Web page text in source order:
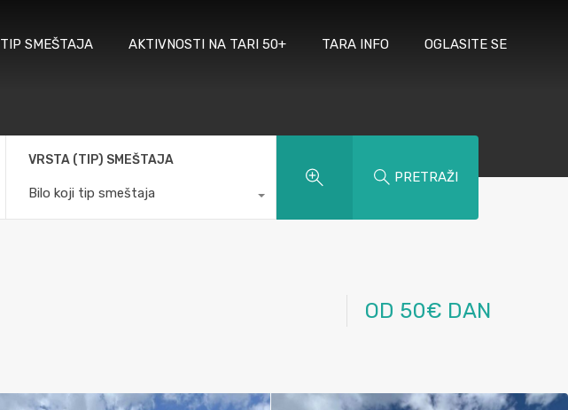
TIP SMEŠTAJA AKTIVNOSTI NA TARI 50+ TARA INFO OGLASITE SE
VRSTA (TIP) SMEŠTAJA
Bilo koji tip smeštaja
PRETRAŽI
OD 50€ DAN